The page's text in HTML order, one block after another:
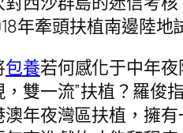
年牽頭扶植南邊陸
包養若何感化于中年
雙一流”扶植？羅俊
年夜灣區扶植，擁